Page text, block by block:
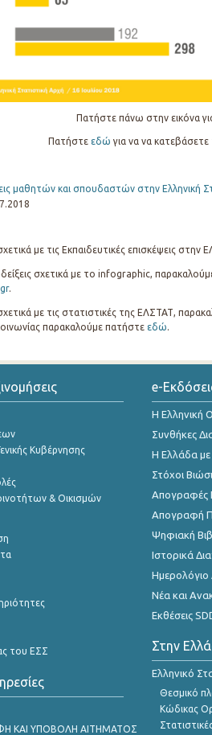
Πατήστε πάνω στην εικόνα
Πατήστε εδώ για να να
μαθητών και σπουδαστών στην Ελληνική
με τις Εκπαιδευτικές επισκέψεις
σχετικά με το infographic,
.
με τις στατιστικές της ΕΛΣΤΑΤ,
παρακαλούμε πατήστε εδώ.
Κυβέρνησης
& Οικισμών
του ΕΣΣ
ΚΑΙ ΥΠΟΒΟΛΗ ΑΙΤΗΜΑΤΟΣ
e-
Η Ελληνική
Συνθήκες
Η Ελλάδα με
Στόχοι
Απογραφές
Απογραφή
Ψηφιακή
Ιστορικά
Νέα και
Εκθέσεις
Στην
Ελληνικό
Θεσμικό
Κώδικας